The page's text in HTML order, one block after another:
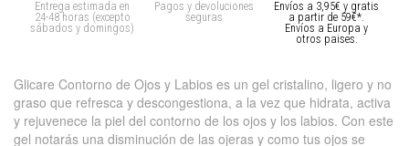
Entrega estimada en
24-48 horas (excepto
sábados y domingos)
Pagos y devoluciones
seguras
Envíos a 3,95€ y gratis
a partir de 59€*.
Envíos a Europa y
otros paises.
Glicare Contorno de Ojos y Labios es un gel cristalino, ligero y no
graso que refresca y descongestiona, a la vez que hidrata, activa
y rejuvenece la piel del contorno de los ojos y los labios. Con este
gel notarás una disminución de las ojeras y como tus ojos se